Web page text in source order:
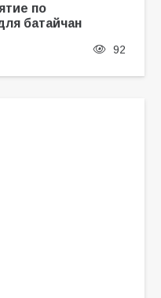
по
батайчан
92